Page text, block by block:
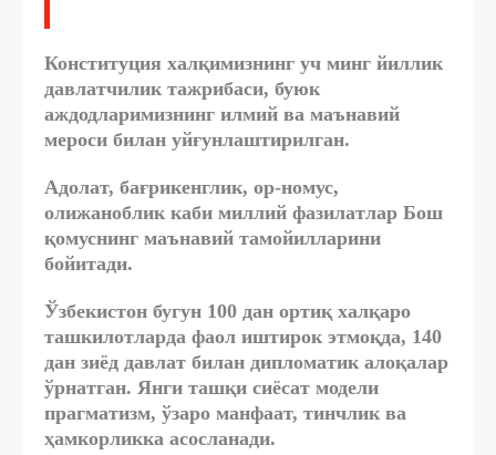
Конституция халқимизнинг уч минг йиллик
давлатчилик тажрибаси, буюк
аждодларимизнинг илмий ва маънавий
мероси билан уйғунлаштирилган.
Адолат, бағрикенглик, ор-номус,
олижаноблик каби миллий фазилатлар Бош
қомуснинг маънавий тамойилларини
бойитади.
Ўзбекистон бугун 100 дан ортиқ халқаро
ташкилотларда фаол иштирок этмоқда, 140
дан зиёд давлат билан дипломатик алоқалар
ўрнатган. Янги ташқи сиёсат модели
прагматизм, ўзаро манфаат, тинчлик ва
ҳамкорликка асосланади.